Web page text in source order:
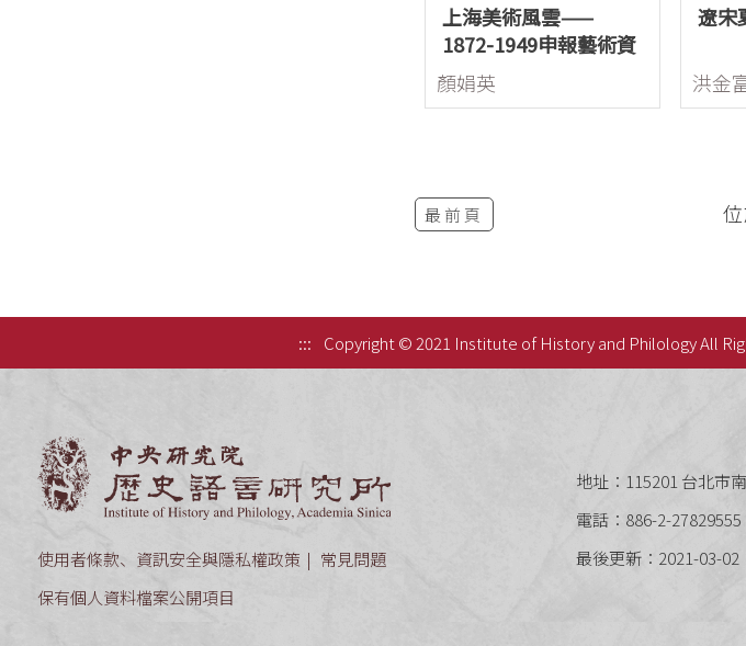
上海美術風雲——
1872-1949申報藝術資
料條目索引
顏娟英
遼宋
洪金
最前頁
::: Copyright © 2021 Institute of History and Philology All
使用者條款、資訊安全與隱私權政策
常見問題
保有個人資料檔案公開項目
地址：115201 台北市
電話：886-2-27829555
最後更新：2021-03-02